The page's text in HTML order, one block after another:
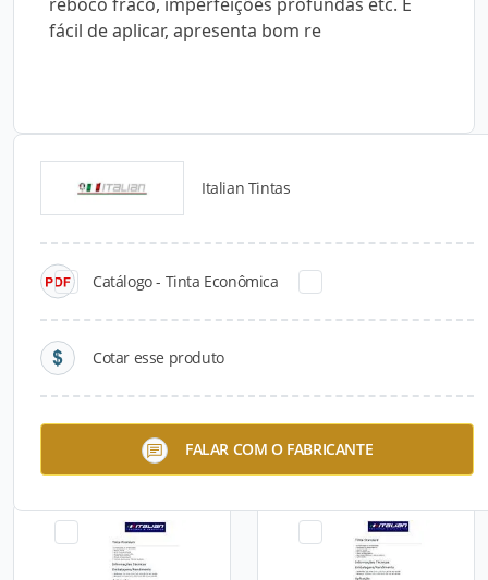
fácil de aplicar, apresenta bom re
Italian Tintas
Catálogo - Tinta Econômica
Cotar esse produto
FALAR COM O FABRICANTE
Catálogos para Download